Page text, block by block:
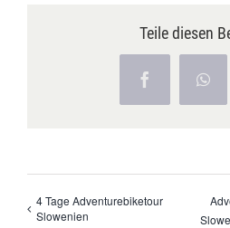
Teile diesen
Facebook
4 Tage Adventurebiketour
Slowenien